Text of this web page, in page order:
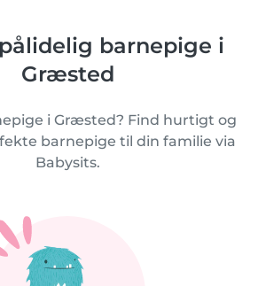
barnepige i
Græsted
i Græsted? Find hurtigt og
barnepige til din familie via
Babysits.